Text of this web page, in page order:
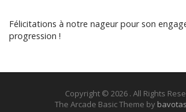
Félicitations à notre nageur pour son
progression !
Copyright © 2026 . All Rights
The Arcade Basic Theme by